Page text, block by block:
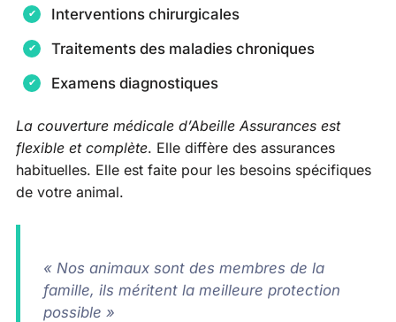
Interventions chirurgicales
Traitements des maladies chroniques
Examens diagnostiques
La couverture médicale d’Abeille Assurances est
flexible et complète. Elle diffère des assurances
habituelles. Elle est faite pour les besoins spécifiques
de votre animal.
« Nos animaux sont des membres de la
famille, ils méritent la meilleure protection
possible »